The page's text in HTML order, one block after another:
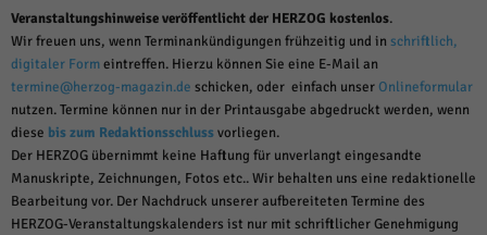
Veranstaltungshinweise veröffentlicht der HERZOG kostenlos.
Wir freuen uns, wenn Terminankündigungen frühzeitig und in schriftlich,
digitaler Formeintreffen. Hierzu können Sie eine E-Mail an
termine@herzog-magazin.de schicken, oder einfach unserOnlineformular
nutzen. Termine können nur in der Printausgabe abgedruckt werden, wenn
diese bis zum Redaktionsschlussvorliegen.
Der HERZOG übernimmt keine Haftung für unverlangt eingesandte
Manuskripte, Zeichnungen, Fotos etc.. Wir behalten uns eine redaktionelle
Bearbeitung vor. Der Nachdruck unserer aufbereiteten Termine des
HERZOG-Veranstaltungskalenders ist nur mit schriftlicher Genehmigung